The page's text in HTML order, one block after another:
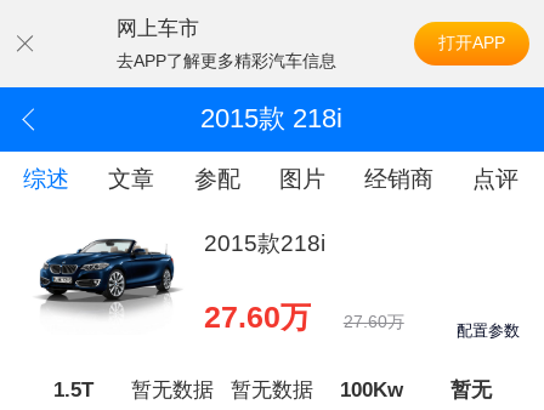
网上车市
去APP了解更多精彩汽车信息
打开APP
2015款 218i
综述 文章 参配 图片 经销商 点评
2015款218i
27.60万 27.60万 配置参数
1.5T 暂无数据 暂无数据 100Kw 暂无